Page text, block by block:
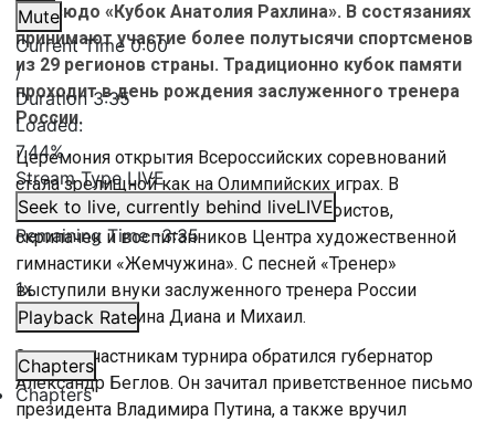
Mute
Current Time0:00
/
Duration3:35
Loaded:
7.44%
Stream TypeLIVE
Seek to live, currently behind liveLIVE
Remaining Time-3:35
1x
Playback Rate
Chapters
Chapters
по дзюдо «Кубок Анатолия Рахлина». В состязаниях
принимают участие более полутысячи спортсменов
из 29 регионов страны. Традиционно кубок памяти
проходит в день рождения заслуженного тренера
России.
Церемония открытия Всероссийских соревнований
стала зрелищной как на Олимпийских играх. В
эффектном шоу задействовали дзюдоистов,
скрипачек и воспитанников Центра художественной
гимнастики «Жемчужина». С песней «Тренер»
выступили внуки заслуженного тренера России
Анатолия Рахлина Диана и Михаил.
Затем к участникам турнира обратился губернатор
Александр Беглов. Он зачитал приветственное письмо
президента Владимира Путина, а также вручил